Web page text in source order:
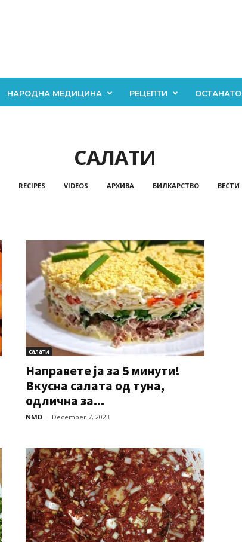
НАРОДНА МЕДИЦИНА РЕЦЕПТИ ОСТАНАТО
САЛАТИ
RECIPES VIDEOS АРХИВА БИЛКАРСТВО ВЕСТИ
салати
Направете ја за 5 минути!
Вкусна салата од туна,
одлична за...
NMD - December 7, 2023